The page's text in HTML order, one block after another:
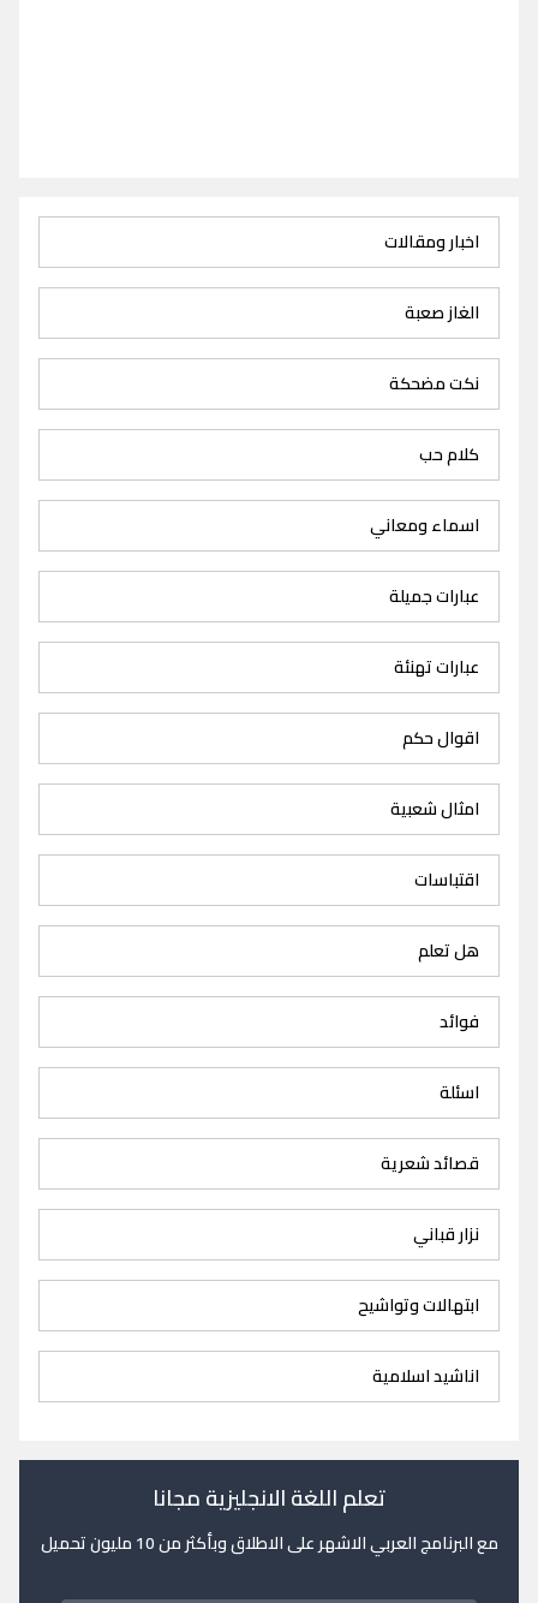
اخبار ومقالات
الغاز صعبة
نكت مضحكة
كلام حب
اسماء ومعاني
عبارات جميلة
عبارات تهنئة
اقوال حكم
امثال شعبية
اقتباسات
هل تعلم
فوائد
اسئلة
قصائد شعرية
نزار قباني
ابتهالات وتواشيح
اناشيد اسلامية
تعلم اللغة الانجليزية مجانا
مع البرنامج العربي الاشهر على الاطلاق وبأكثر من 10 مليون تحميل